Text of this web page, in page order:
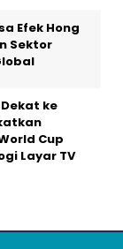
Efek Hong
Sektor
ke
Cup
Layar TV